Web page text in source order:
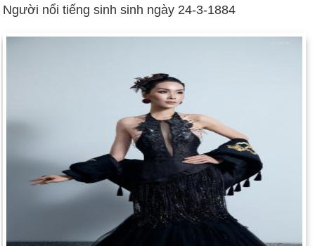
Người nổi tiếng sinh sinh ngày 24-3-1884